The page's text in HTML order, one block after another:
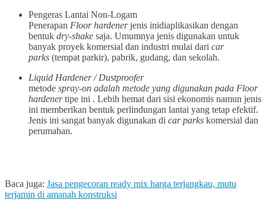
Pengeras Lantai Non-Logam
Penerapan Floor hardenerjenis inidiaplikasikan dengan
bentuk dry-shake saja. Umumnya jenis digunakan untuk
banyak proyek komersial dan industri mulai dari car
parks (tempat parkir), pabrik, gudang, dan sekolah.
Liquid Hardener / Dustproofer
metode spray-on adalah metode yang digunakan pada Floor
hardenertipe ini . Lebih hemat dari sisi ekonomis namun jenis
ini memberikan bentuk perlindungan lantai yang tetap efektif.
Jenis ini sangat banyak digunakan di car parks komersial dan
perumahan.
Baca juga: Jasa pengecoran ready mix harga terjangkau, mutu
terjamin di amanah konstruksi